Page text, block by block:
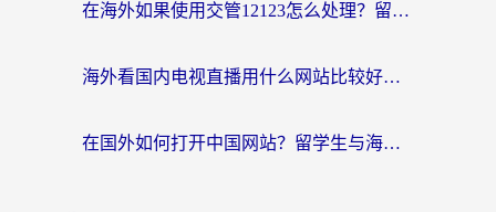
在海外如果使用交管12123怎么处理？留学生亲测有效的回国加速方案
海外看国内电视直播用什么网站比较好？一篇解决你所有追剧难题的实用指南
在国外如何打开中国网站？留学生与海外华人的无缝访问指南